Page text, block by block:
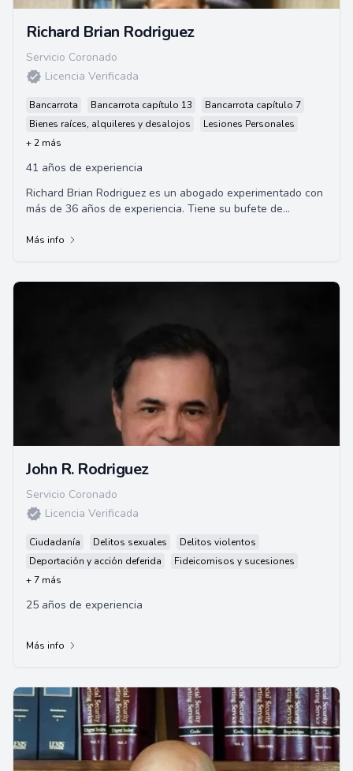
Richard Brian Rodriguez
Servicio Coronado
Licencia Verificada
Bancarrota Bancarrota capítulo 13
Bancarrota capítulo 7
Bienes raíces, alquileres y desalojos
Lesiones Personales
+ 2 más
41 años de experiencia
Richard Brian Rodriguez es un abogado experimentado con
más de 36 años de experiencia. Tiene su bufete de
Más info
John R. Rodriguez
Servicio Coronado
Licencia Verificada
Ciudadanía Delitos sexuales
Delitos violentos
Deportación y acción deferida
Fideicomisos y sucesiones
+ 7 más
25 años de experiencia
Más info